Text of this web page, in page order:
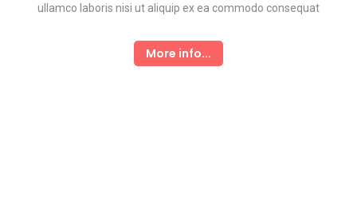
ullamco laboris nisi ut aliquip ex ea commodo consequat
More info...